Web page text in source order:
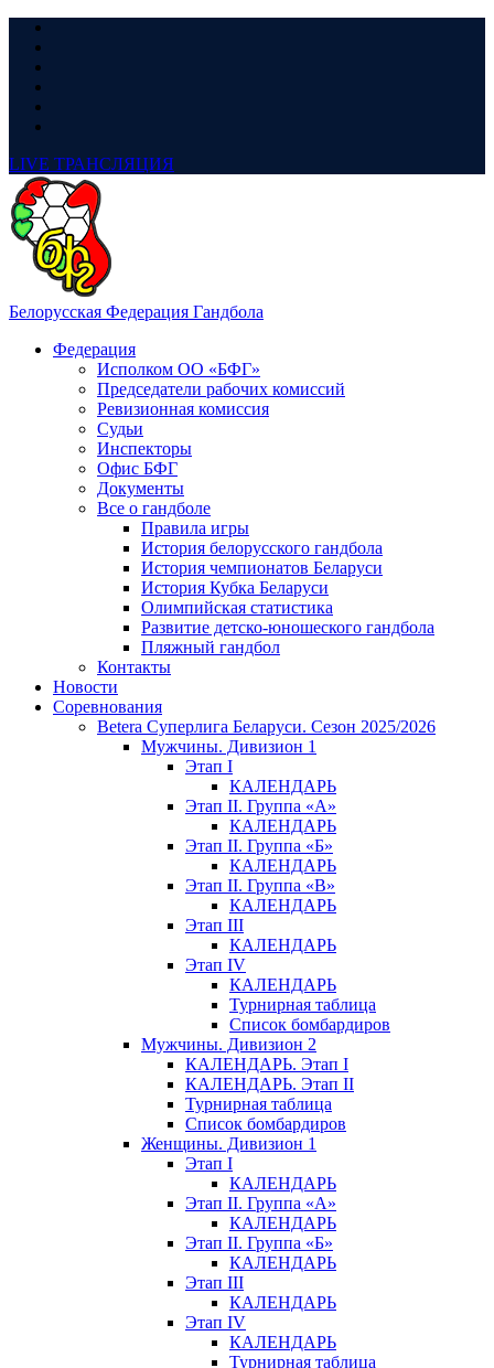
LIVE ТРАНСЛЯЦИЯ
Белорусская Федерация Гандбола
Федерация
Исполком ОО «БФГ»
Председатели рабочих комиссий
Ревизионная комиссия
Судьи
Инспекторы
Офис БФГ
Документы
Все о гандболе
Правила игры
История белорусского гандбола
История чемпионатов Беларуси
История Кубка Беларуси
Олимпийская статистика
Развитие детско-юношеского гандбола
Пляжный гандбол
Контакты
Новости
Соревнования
Betera Суперлига Беларуси. Сезон 2025/2026
Мужчины. Дивизион 1
Этап I
КАЛЕНДАРЬ
Этап II. Группа «А»
КАЛЕНДАРЬ
Этап II. Группа «Б»
КАЛЕНДАРЬ
Этап II. Группа «В»
КАЛЕНДАРЬ
Этап III
КАЛЕНДАРЬ
Этап IV
КАЛЕНДАРЬ
Турнирная таблица
Список бомбардиров
Мужчины. Дивизион 2
КАЛЕНДАРЬ. Этап I
КАЛЕНДАРЬ. Этап II
Турнирная таблица
Список бомбардиров
Женщины. Дивизион 1
Этап I
КАЛЕНДАРЬ
Этап II. Группа «А»
КАЛЕНДАРЬ
Этап II. Группа «Б»
КАЛЕНДАРЬ
Этап III
КАЛЕНДАРЬ
Этап IV
КАЛЕНДАРЬ
Турнирная таблица